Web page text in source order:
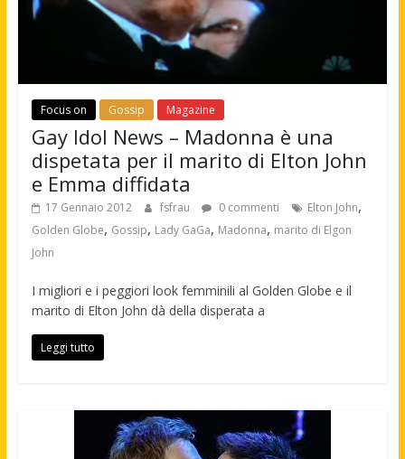
Focus on Gossip Magazine
Gay Idol News – Madonna è una
dispetata per il marito di Elton John
e Emma diffidata
17 Gennaio 2012 fsfrau 0 commenti Elton John,
Golden Globe, Gossip, Lady GaGa, Madonna, marito di Elgon
John
I migliori e i peggiori look femminili al Golden Globe e il
marito di Elton John dà della disperata a
Leggi tutto